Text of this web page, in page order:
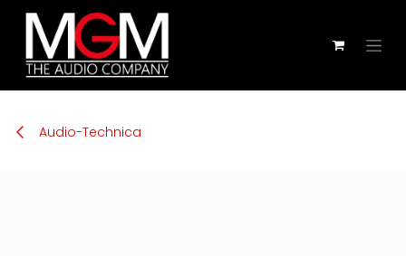
Zum Inhalt springen
Audio-Technica